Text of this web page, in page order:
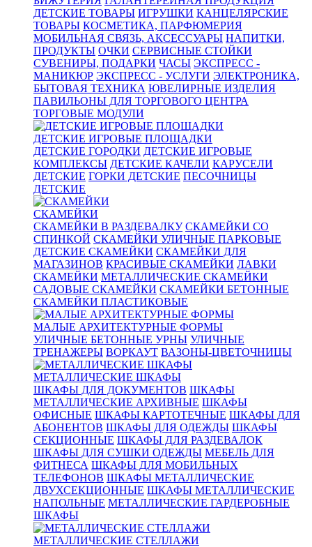
ДЕТСКИЕ ТОВАРЫ ИГРУШКИ КАНЦЕЛЯРСКИЕ
ТОВАРЫ КОСМЕТИКА, ПАРФЮМЕРИЯ
МОБИЛЬНАЯ СВЯЗЬ, АКСЕССУАРЫ НАПИТКИ,
ПРОДУКТЫ ОЧКИ СЕРВИСНЫЕ СТОЙКИ
СУВЕНИРЫ, ПОДАРКИ ЧАСЫ ЭКСПРЕСС -
МАНИКЮР ЭКСПРЕСС - УСЛУГИ ЭЛЕКТРОНИКА,
БЫТОВАЯ ТЕХНИКА ЮВЕЛИРНЫЕ ИЗДЕЛИЯ
ПАВИЛЬОНЫ ДЛЯ ТОРГОВОГО ЦЕНТРА
ТОРГОВЫЕ МОДУЛИ
ДЕТСКИЕ ИГРОВЫЕ ПЛОЩАДКИ
ДЕТСКИЕ ГОРОДКИ ДЕТСКИЕ ИГРОВЫЕ
КОМПЛЕКСЫ ДЕТСКИЕ КАЧЕЛИ КАРУСЕЛИ
ДЕТСКИЕ ГОРКИ ДЕТСКИЕ ПЕСОЧНИЦЫ
ДЕТСКИЕ
СКАМЕЙКИ
СКАМЕЙКИ В РАЗДЕВАЛКУ СКАМЕЙКИ СО
СПИНКОЙ СКАМЕЙКИ УЛИЧНЫЕ ПАРКОВЫЕ
ДЕТСКИЕ СКАМЕЙКИ СКАМЕЙКИ ДЛЯ
МАГАЗИНОВ КРАСИВЫЕ СКАМЕЙКИ ЛАВКИ
СКАМЕЙКИ МЕТАЛЛИЧЕСКИЕ СКАМЕЙКИ
САДОВЫЕ СКАМЕЙКИ СКАМЕЙКИ БЕТОННЫЕ
СКАМЕЙКИ ПЛАСТИКОВЫЕ
МАЛЫЕ АРХИТЕКТУРНЫЕ ФОРМЫ
УЛИЧНЫЕ БЕТОННЫЕ УРНЫ УЛИЧНЫЕ
ТРЕНАЖЕРЫ ВОРКАУТ ВАЗОНЫ-ЦВЕТОЧНИЦЫ
МЕТАЛЛИЧЕСКИЕ ШКАФЫ
ШКАФЫ ДЛЯ ДОКУМЕНТОВ ШКАФЫ
МЕТАЛЛИЧЕСКИЕ АРХИВНЫЕ ШКАФЫ
ОФИСНЫЕ ШКАФЫ КАРТОТЕЧНЫЕ ШКАФЫ ДЛЯ
АБОНЕНТОВ ШКАФЫ ДЛЯ ОДЕЖДЫ ШКАФЫ
СЕКЦИОННЫЕ ШКАФЫ ДЛЯ РАЗДЕВАЛОК
ШКАФЫ ДЛЯ СУШКИ ОДЕЖДЫ МЕБЕЛЬ ДЛЯ
ФИТНЕСА ШКАФЫ ДЛЯ МОБИЛЬНЫХ
ТЕЛЕФОНОВ ШКАФЫ МЕТАЛЛИЧЕСКИЕ
ДВУХСЕКЦИОННЫЕ ШКАФЫ МЕТАЛЛИЧЕСКИЕ
НАПОЛЬНЫЕ МЕТАЛЛИЧЕСКИЕ ГАРДЕРОБНЫЕ
ШКАФЫ
МЕТАЛЛИЧЕСКИЕ СТЕЛЛАЖИ